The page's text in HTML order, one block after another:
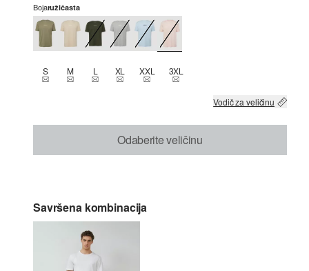
Bojaružičasta
STHIS SIZE IS CURRENTLY OUT OF STOCK
MTHIS SIZE IS CURRENTLY OUT OF STOCK
LTHIS SIZE IS CURRENTLY OUT OF STOCK
XLTHIS SIZE IS CURRENTLY OUT OF STOCK
XXLTHIS SIZE IS CURRENTLY OUT OF STOCK
3XLTHIS SIZE IS CURRENTLY OUT OF
Vodič za veličinu
Odaberite veličinu
Savršena kombinacija